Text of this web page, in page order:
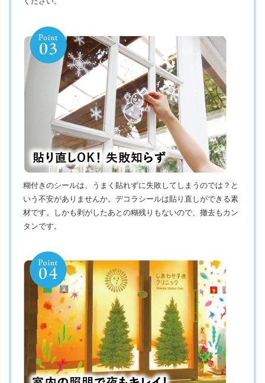
糊付きのシールは、うまく貼れずに失敗してしまうのでは？と
いう不安がありませんか。デコラシールは貼り直しができる素
材です。しかも剥がしたあとの糊残りもないので、撤去もカン
タンです。